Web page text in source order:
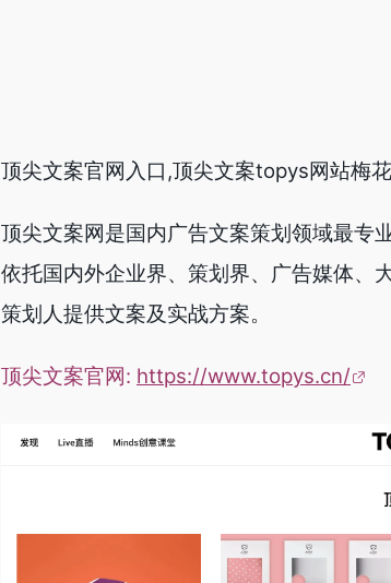
顶尖文案官网入口,顶尖文案topys网站梅
顶尖文案网是国内广告文案策划领域最专
依托国内外企业界、策划界、广告媒体、
策划人提供文案及实战方案。
顶尖文案官网: https://www.topys.cn/